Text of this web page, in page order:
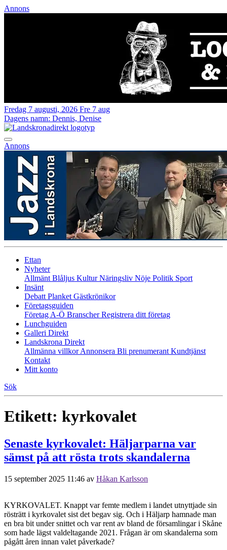
Annons
Fredag 7 augusti, 2026 Fre 7 aug
Dagens namn: Dennis, Denise
Annons
Ettan
Nyheter
Allmänt Blåljus KulturNäringsliv Nöje Politik Sport
Insänt
Debatt Planket Gästkrönikor
Företagsguiden
Företag A-Ö BranscherRegistrera ditt företag
Lunchguiden
Galleri Direkt
Landskrona Direkt
Allmänna villkorAnnonsera Bli prenumerant Kundtjänst
Kontakt
Mitt konto
Sök
Etikett: kyrkovalet
Senaste kyrkovalet: Häljarparna var
sämst på att rösta trots skandalerna
15 september 2025 11:46 av Håkan Karlsson
KYRKOVALET. Knappt var femte medlem i landet utnyttjade sin
rösträtt i kyrkovalet sist det begav sig. Och i Häljarp hamnade man
en bra bit under snittet och var rent av bland de församlingar i Skåne
som hade lägst valdeltagande 2021. Frågan är om skandalerna som
pågått åren innan valet påverkade?